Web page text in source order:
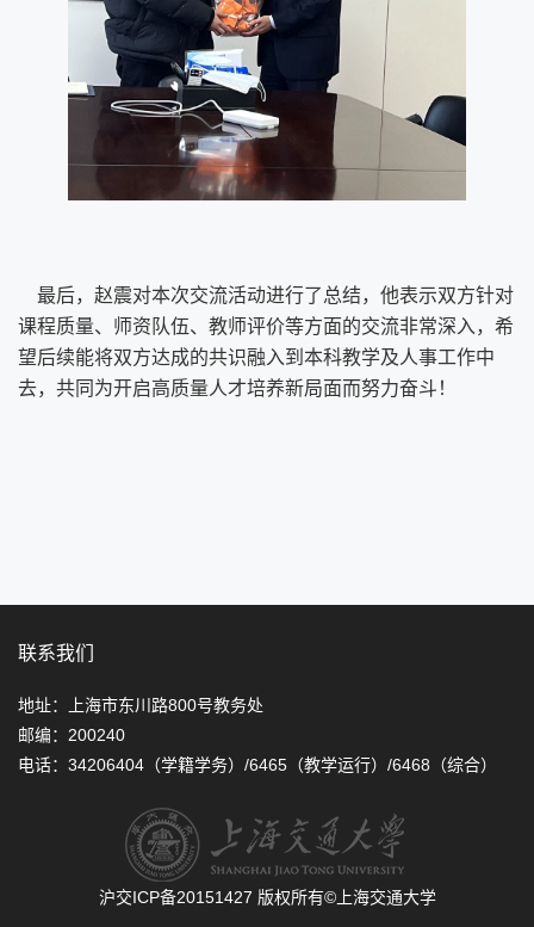
最后，赵震对本次交流活动进行了总结，他表示双方针对
课程质量、师资队伍、教师评价等方面的交流非常深入，希
望后续能将双方达成的共识融入到本科教学及人事工作中
去，共同为开启高质量人才培养新局面而努力奋斗！
联系我们
地址：上海市东川路800号教务处
邮编：200240
电话：34206404（学籍学务）/6465（教学运行）/6468（综合）
沪交ICP备20151427 版权所有©上海交通大学